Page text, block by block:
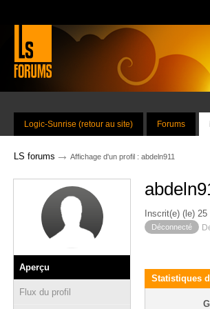
Logic-Sunrise (retour au site) Forums
LS forums → Affichage d'un profil : abdeln911
Aperçu
Flux du profil
Inscrit(e) (le)
Déconnecté
Statistiques